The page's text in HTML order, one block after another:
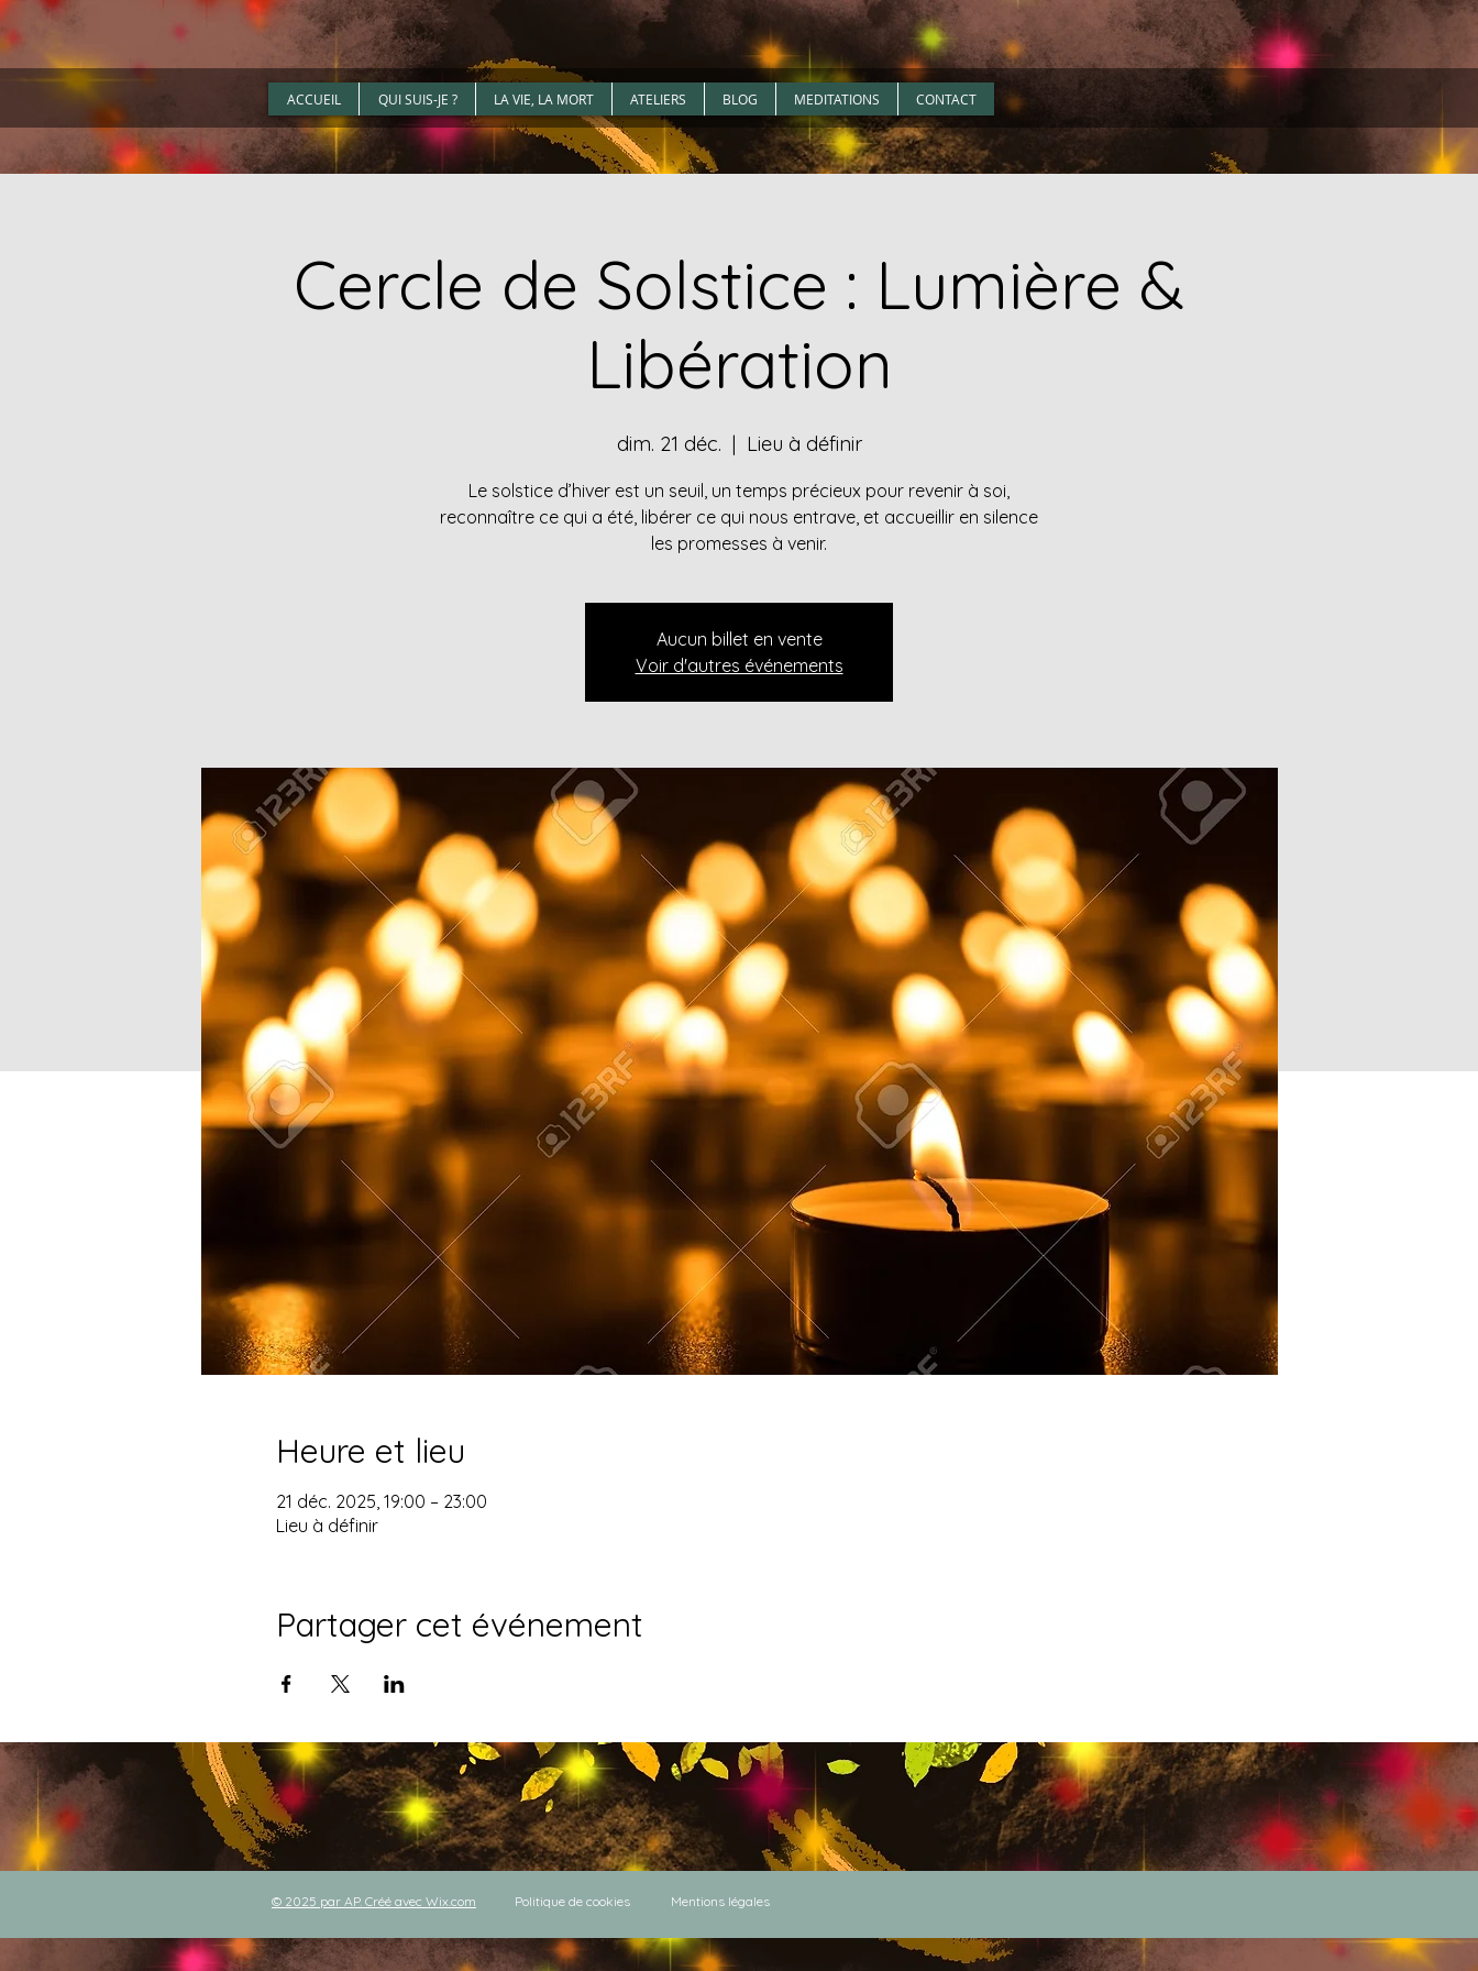
ACCUEIL QUI SUIS-JE ? LA VIE, LA MORT ATELIERS BLOG MEDITATIONS CONTACT
Cercle de Solstice : Lumière &
Libération
dim. 21 déc.
  |
Lieu à définir
Le solstice d’hiver est un seuil, un temps précieux pour revenir à soi,
reconnaître ce qui a été, libérer ce qui nous entrave, et accueillir en silence
les promesses à venir.
Aucun billet en vente
Voir d'autres événements
Heure et lieu
21 déc. 2025, 19:00 – 23:00
Lieu à définir
Partager cet événement
© 2025 par AP. Créé avec Wix.com Politique de cookies Mentions légales